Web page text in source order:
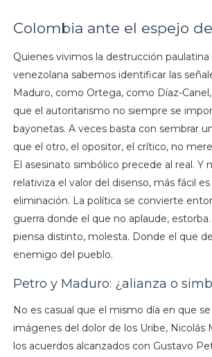
Colombia ante el espejo
Quienes vivimos la destrucción
venezolana sabemos identificar las
Maduro, como Ortega, como Díaz-
que el autoritarismo no siempre se
bayonetas. A veces basta con sembrar
que el otro, el opositor, el crítico, no
El asesinato simbólico precede al real. Y
relativiza el valor del disenso, más fácil
eliminación. La política se convierte
guerra donde el que no aplaude,
piensa distinto, molesta. Donde el que
enemigo del pueblo.
Petro y Maduro: ¿alianza o
No es casual que el mismo día en que
imágenes del dolor de los Uribe, Nicolás
los acuerdos alcanzados con Gustavo